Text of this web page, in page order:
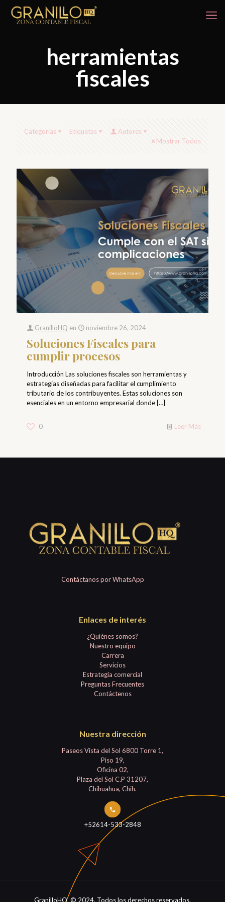
herramientas
fiscales
Categorías Etiquetas
Autores
Mostrar Todos
GranilloHQ en noviembre 26, 2024
Soluciones Fiscales para
cumplir procesos
Introducción Las soluciones fiscales son herramientas y
estrategias diseñadas para facilitar el cumplimiento
tributario de los contribuyentes. Estas soluciones son
esenciales en un entorno empresarial donde[…]
0 Leer Más
Contáctanos por WhatsApp
Enlaces de interés
¿Quiénes somos?
Nuestro equipo
Carrera
Servicios
Estrategia comercial
Preguntas Frecuentes
Contáctenos
Nuestra dirección
Paseos Vista del Sol 6800 Torre 1,
Piso 19,
Oficina 02,
Plaza del Sol C.P 31207,
Chihuahua, Chih.
+52614-533-2848
GranilloHQ. © 2024. Todos los derechos reservados.